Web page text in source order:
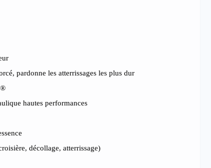
pardonne les atterrissages les plus dur
hautes performances
décollage, atterrissage)